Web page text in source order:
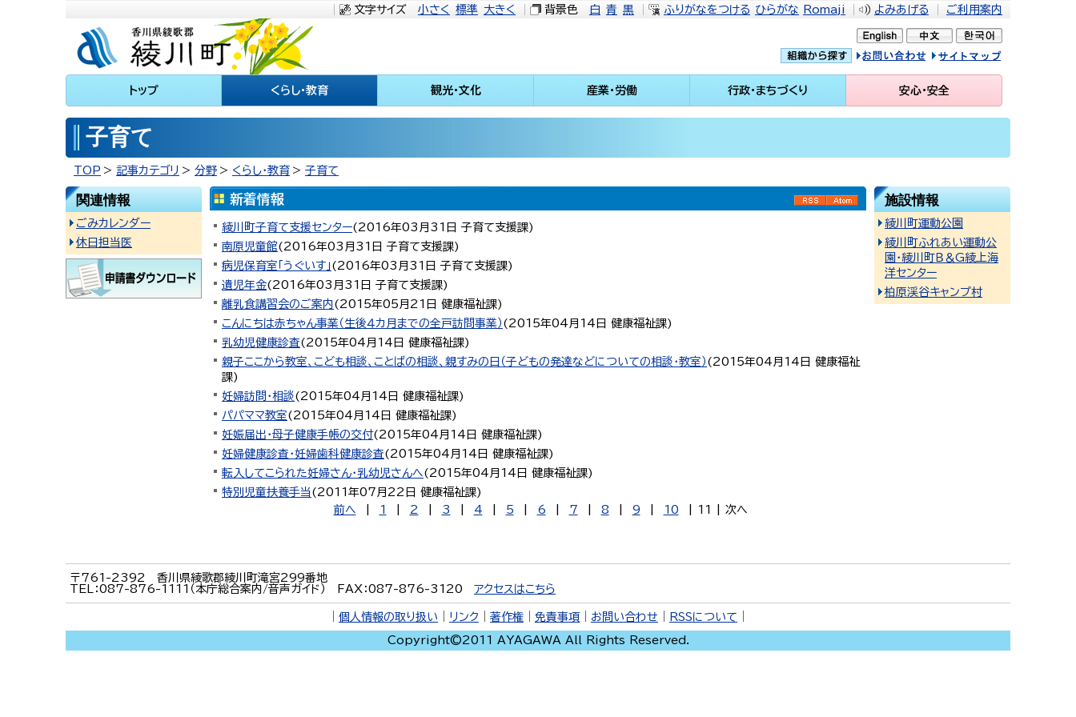
文字サイズ 小さく 標準 大きく 背景色 白 青 黒 ふりがなをつける ひらがな Romaji よみあげる ご利用案内
川町
問い合せ イトマップ
トップ くらし・教育 観光・文化 産業・労働 行政・まちづくり 安心・安全
子育て
TOP 記事カテゴリ 分野 くらし・教育 子育て
RSS Atom
綾川町子育て支援センター( 2016年03月31日 子育て支援課)
南原児童館( 2016年03月31日 子育て支援課)
病児保育室「うぐいす」 ( 2016年03月31日 子育て支援課)
遺児年金( 2016年03月31日 子育て支援課)
離乳食講習会のご案内 ( 2015年05月21日 健康福祉課)
こんにちは赤ちゃん事業（生後４カ月までの全戸訪問事業） ( 2015年04月14日 健康福祉課)
乳幼児健康診査( 2015年04月14日 健康福祉課)
親子ここから教室、こども相談、ことばの相談、親すみの日（子どもの発達などについての相談・教室） ( 2015年04月14日 健康福祉
課)
妊婦訪問・相談( 2015年04月14日 健康福祉課)
パパママ教室( 2015年04月14日 健康福祉課)
妊娠届出・母子健康手帳の交付( 2015年04月14日 健康福祉課)
妊婦健康診査・妊婦歯科健康診査( 2015年04月14日 健康福祉課)
転入してこられた妊婦さん・乳幼児さんへ( 2015年04月14日 健康福祉課)
特別児童扶養手当 ( 2011年07月22日 健康福祉課)
前へ
1 2 3 4 5 6 7 8 9 10 11 次へ
関連情報
ごみカレンダー
休日担当医
施設情報
綾川町運動公園
綾川町ふれあい運動公
園・綾川町Ｂ＆G綾上海
洋センター
柏原渓谷キャンプ村
〒761-2392 香川県綾歌郡綾川町滝宮299番地
TEL：087-876-1111（本庁総合案内/音声ガイド） FAX：087-876-3120 アクセスはこちら
個人情報の取り扱い リンク 著作権 免責事項 お問い合わせ RSSについて
Copyright©2011 AYAGAWA All Rights Reserved.